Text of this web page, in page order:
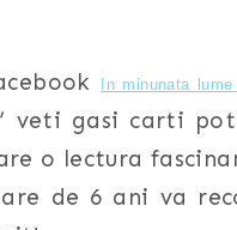
In minunata
veti gasi carti
o lectura
de 6 ani va